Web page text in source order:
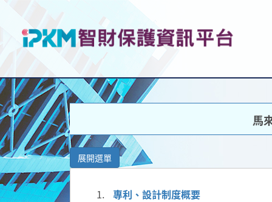
馬
展開選單
專利、設計制度概要